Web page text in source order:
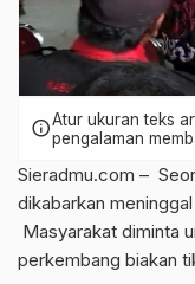
infoAtur ukuran teks
pengalaman
Sieradmu.com –
dikabarkan
Masyarakat diminta
perkembang biakan